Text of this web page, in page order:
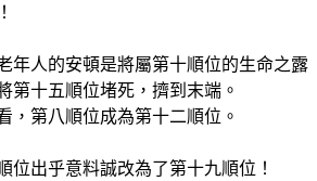
年人的安頓是將屬第十順位的生命之露
第十五順位堵死，擠到末端。
，第八順位成為第十二順位。
位出乎意料誠改為了第十九順位！